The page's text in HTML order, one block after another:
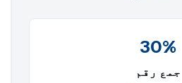
30%
جمع رقم